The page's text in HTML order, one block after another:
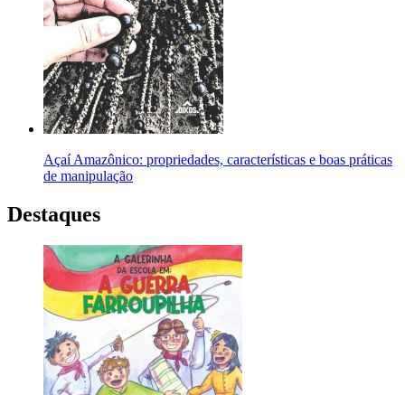
Açaí Amazônico: propriedades, características e boas práticas
de manipulação
Destaques